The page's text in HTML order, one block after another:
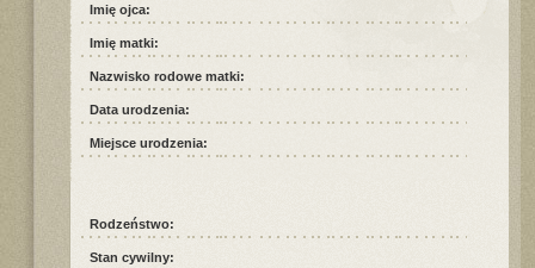
Imię ojca:
Imię matki:
Nazwisko rodowe matki:
Data urodzenia:
Miejsce urodzenia:
Rodzeństwo:
Stan cywilny: